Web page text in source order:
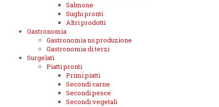
Salmone
Sughi pronti
Altri prodotti
Gastronomia
Gastronomia ns.produzione
Gastronomia di terzi
Surgelati
Piatti pronti
Primi piatti
Secondi carne
Secondi pesce
Secondi vegetali